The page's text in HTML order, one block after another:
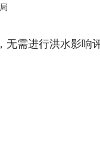
需进行洪水影响评